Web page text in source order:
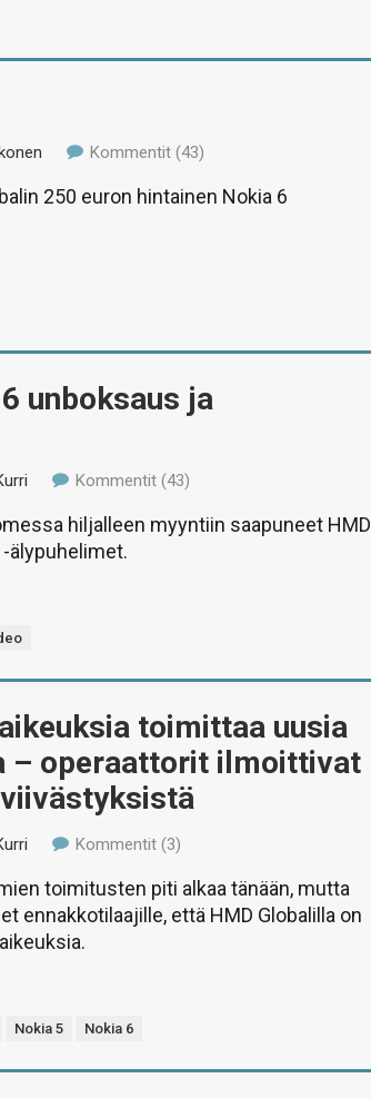
Kommentit (43)
250 euron hintainen Nokia 6
unboksaus ja
Kommentit (43)
hiljalleen myyntiin saapuneet HMD
-älypuhelimet.
toimittaa uusia
– operaattorit ilmoittivat
Kommentit (3)
toimitusten piti alkaa tänään, mutta
ennakkotilaajille, että HMD Globalilla on
Nokia 5 Nokia 6